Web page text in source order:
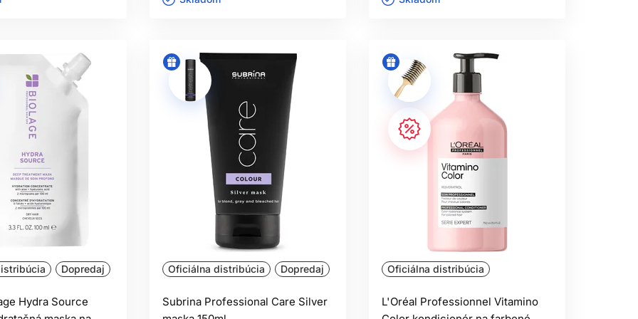
Dopredaj
Hydra Source
Oficiálna distribúcia Dopredaj
Subrina Professional Care Silver
Oficiálna distribúcia
L'Oréal Professionnel Vitamino